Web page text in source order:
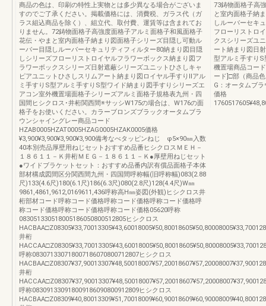
商品の色は、印刷の特性上実物とは多少異なる場合がございま
すのでご了承ください。掲載価格には、消費税、ガラス代（ガ
ラス組込商品を除く）、組立代、取付費、運賃等は含まれてお
りません。72鋳物面格子高強度面格子アルミ面格子和風面格子
花伝・やまと室内面格子納まり図面格子シリーズ目隠し可動ル
ーバー目隠しルーバーセキュリティフィルター80納まり図目隠
しシリーズフローリストロイヤルフラワーボックス納まり図フ
ラワーボックスシリーズ日射遮蔽シリーズユニットひさしキャ
ピアユニットひさしスリムアート納まり図ロイヤル手すりⅡアル
ミ手すりS型アルミ手すりS型ワイド納まり図手すりシリーズエ
アコン室外機置場面格子シリーズアルミ面格子規格表九州・四
国間ヒシクロス･井桁関西間※サッシW175の場合は、W176の面
格子をお使いください。カラーブロンズブラックオータムブラ
ウンシャイングレー商品コード
HZAB0005HZAT0005HZAG0005HZAK0005価格
¥3,900¥3,900¥3,900¥3,900備考なべタッピンねじ φ5×90㎜入数
40本別売品厚壁用ねじセットおすすめ品番ヒシクロスＭＥＨ－
１８６１１－Ｋ井桁ＭＥＧ－１８６１１－Ｋ●厚壁用ねじセット
●ワイドブラケットセット：おすすめ品番内訳有償品面格子本体
部材構成図間区分関西間九州・四国間呼称幅(旧呼称幅)083(2.88
尺)133(4.6尺)180(6.1尺)186(6.3尺)080(2.8尺)128(4.4尺)W㎜
9861,4861,9612,0169611,436呼称高H㎜姿図(外観)ヒシクロス井
桁部材コード呼称コード価格呼称コード価格呼称コード価格呼
称コード価格呼称コード価格呼称コード価格05620呼称
083051330518005186050800512805ヒシクロス
井桁
呼称083071330718007186070800712807ヒシクロス
井桁
呼称083091330918009186090800912809ヒシクロス
73鋳物面格子高
と室内面格子納
しルーバーセキ
フローリストロ
クスシリーズユ
ート納まり図日
型アルミ手すり
機置場商品コー
ード]□部（商品
G：オータムブ
価格